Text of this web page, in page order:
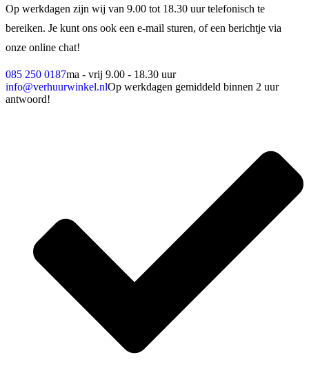
Op werkdagen zijn wij van 9.00 tot 18.30 uur telefonisch te
bereiken. Je kunt ons ook een e-mail sturen, of een berichtje via
onze online chat!
085 250 0187ma - vrij 9.00 - 18.30 uur
info@verhuurwinkel.nlOp werkdagen gemiddeld binnen 2 uur
antwoord!